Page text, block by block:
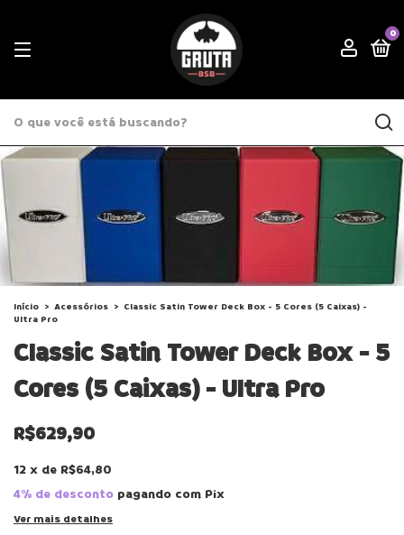
0
Início > Acessórios > Classic Satin Tower Deck Box - 5 Cores (5 Caixas) -
Ultra Pro
Classic Satin Tower Deck Box - 5
Cores (5 Caixas) - Ultra Pro
R$629,90
12 x de R$64,80
4% de desconto pagando com Pix
Ver mais detalhes